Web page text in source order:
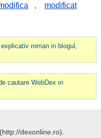
, modificat
roman in blogul,
cautare WebDex in
dexonline.ro).